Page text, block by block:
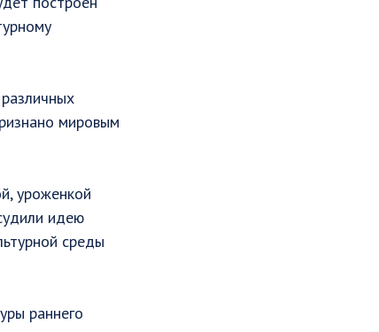
мировым
уроженкой
идею
среды
раннего